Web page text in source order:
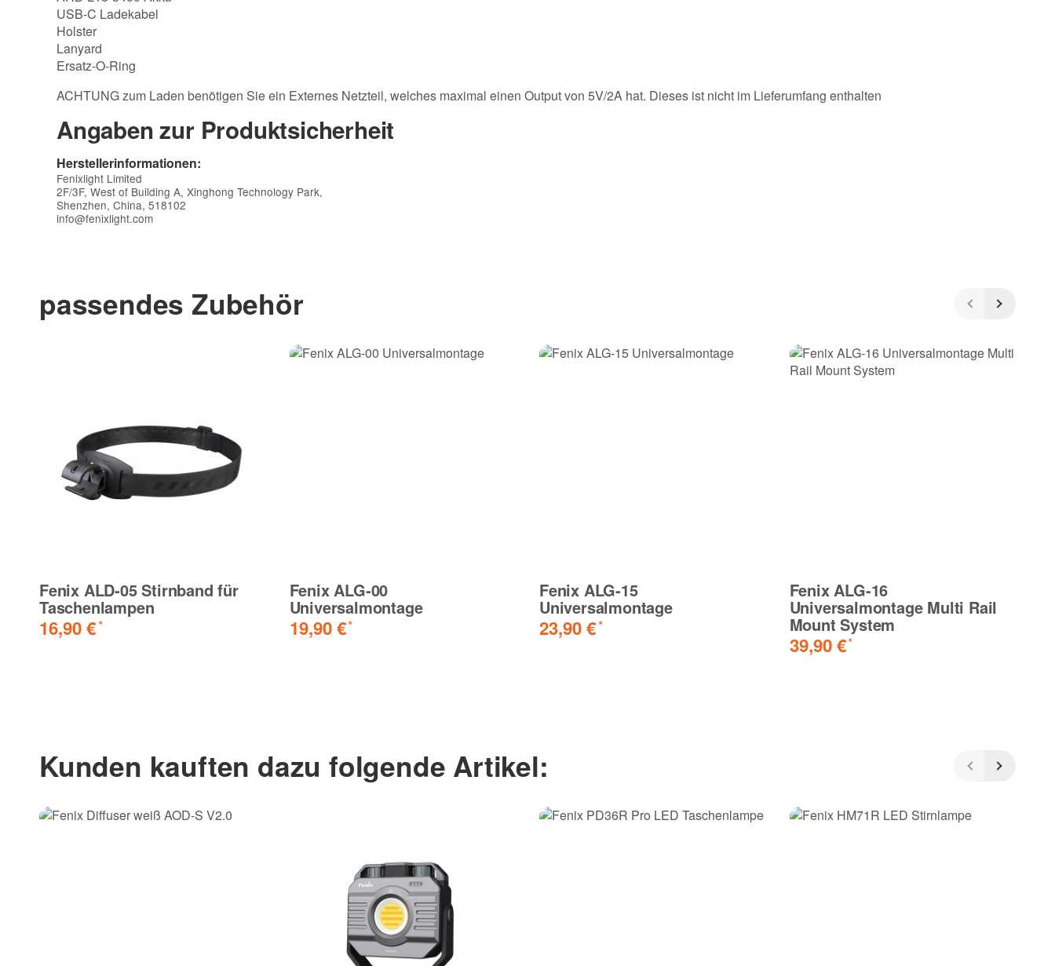
USB-C Ladekabel
Holster
Lanyard
Ersatz-O-Ring
ACHTUNG zum Laden benötigen Sie ein Externes Netzteil, welches maximal einen Output von 5V/2A hat. Dieses ist nicht im Lieferumfang enthalten
Angaben zur Produktsicherheit
Herstellerinformationen:
Fenixlight Limited
2F/3F, West of Building A, Xinghong Technology Park,
Shenzhen, China, 518102
info@fenixlight.com
passendes Zubehör
Fenix ALD-05 Stirnband für
Taschenlampen
16,90 €*
Fenix ALG-00
Universalmontage
19,90 €*
Fenix ALG-15
Universalmontage
23,90 €*
Fenix ALG-16
Universalmontage Multi Rail
Mount System
39,90 €*
Kunden kauften dazu folgende Artikel: